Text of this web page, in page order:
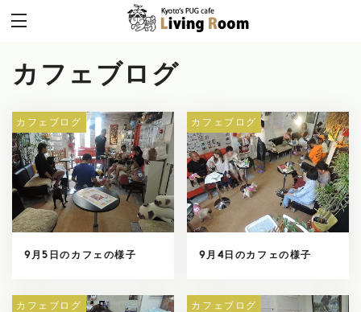
カフェブログ
カフェブログ
9月5日のカフェの様子
カフェブログ
9月4日のカフェの様子
カフェブログ カフェブログ